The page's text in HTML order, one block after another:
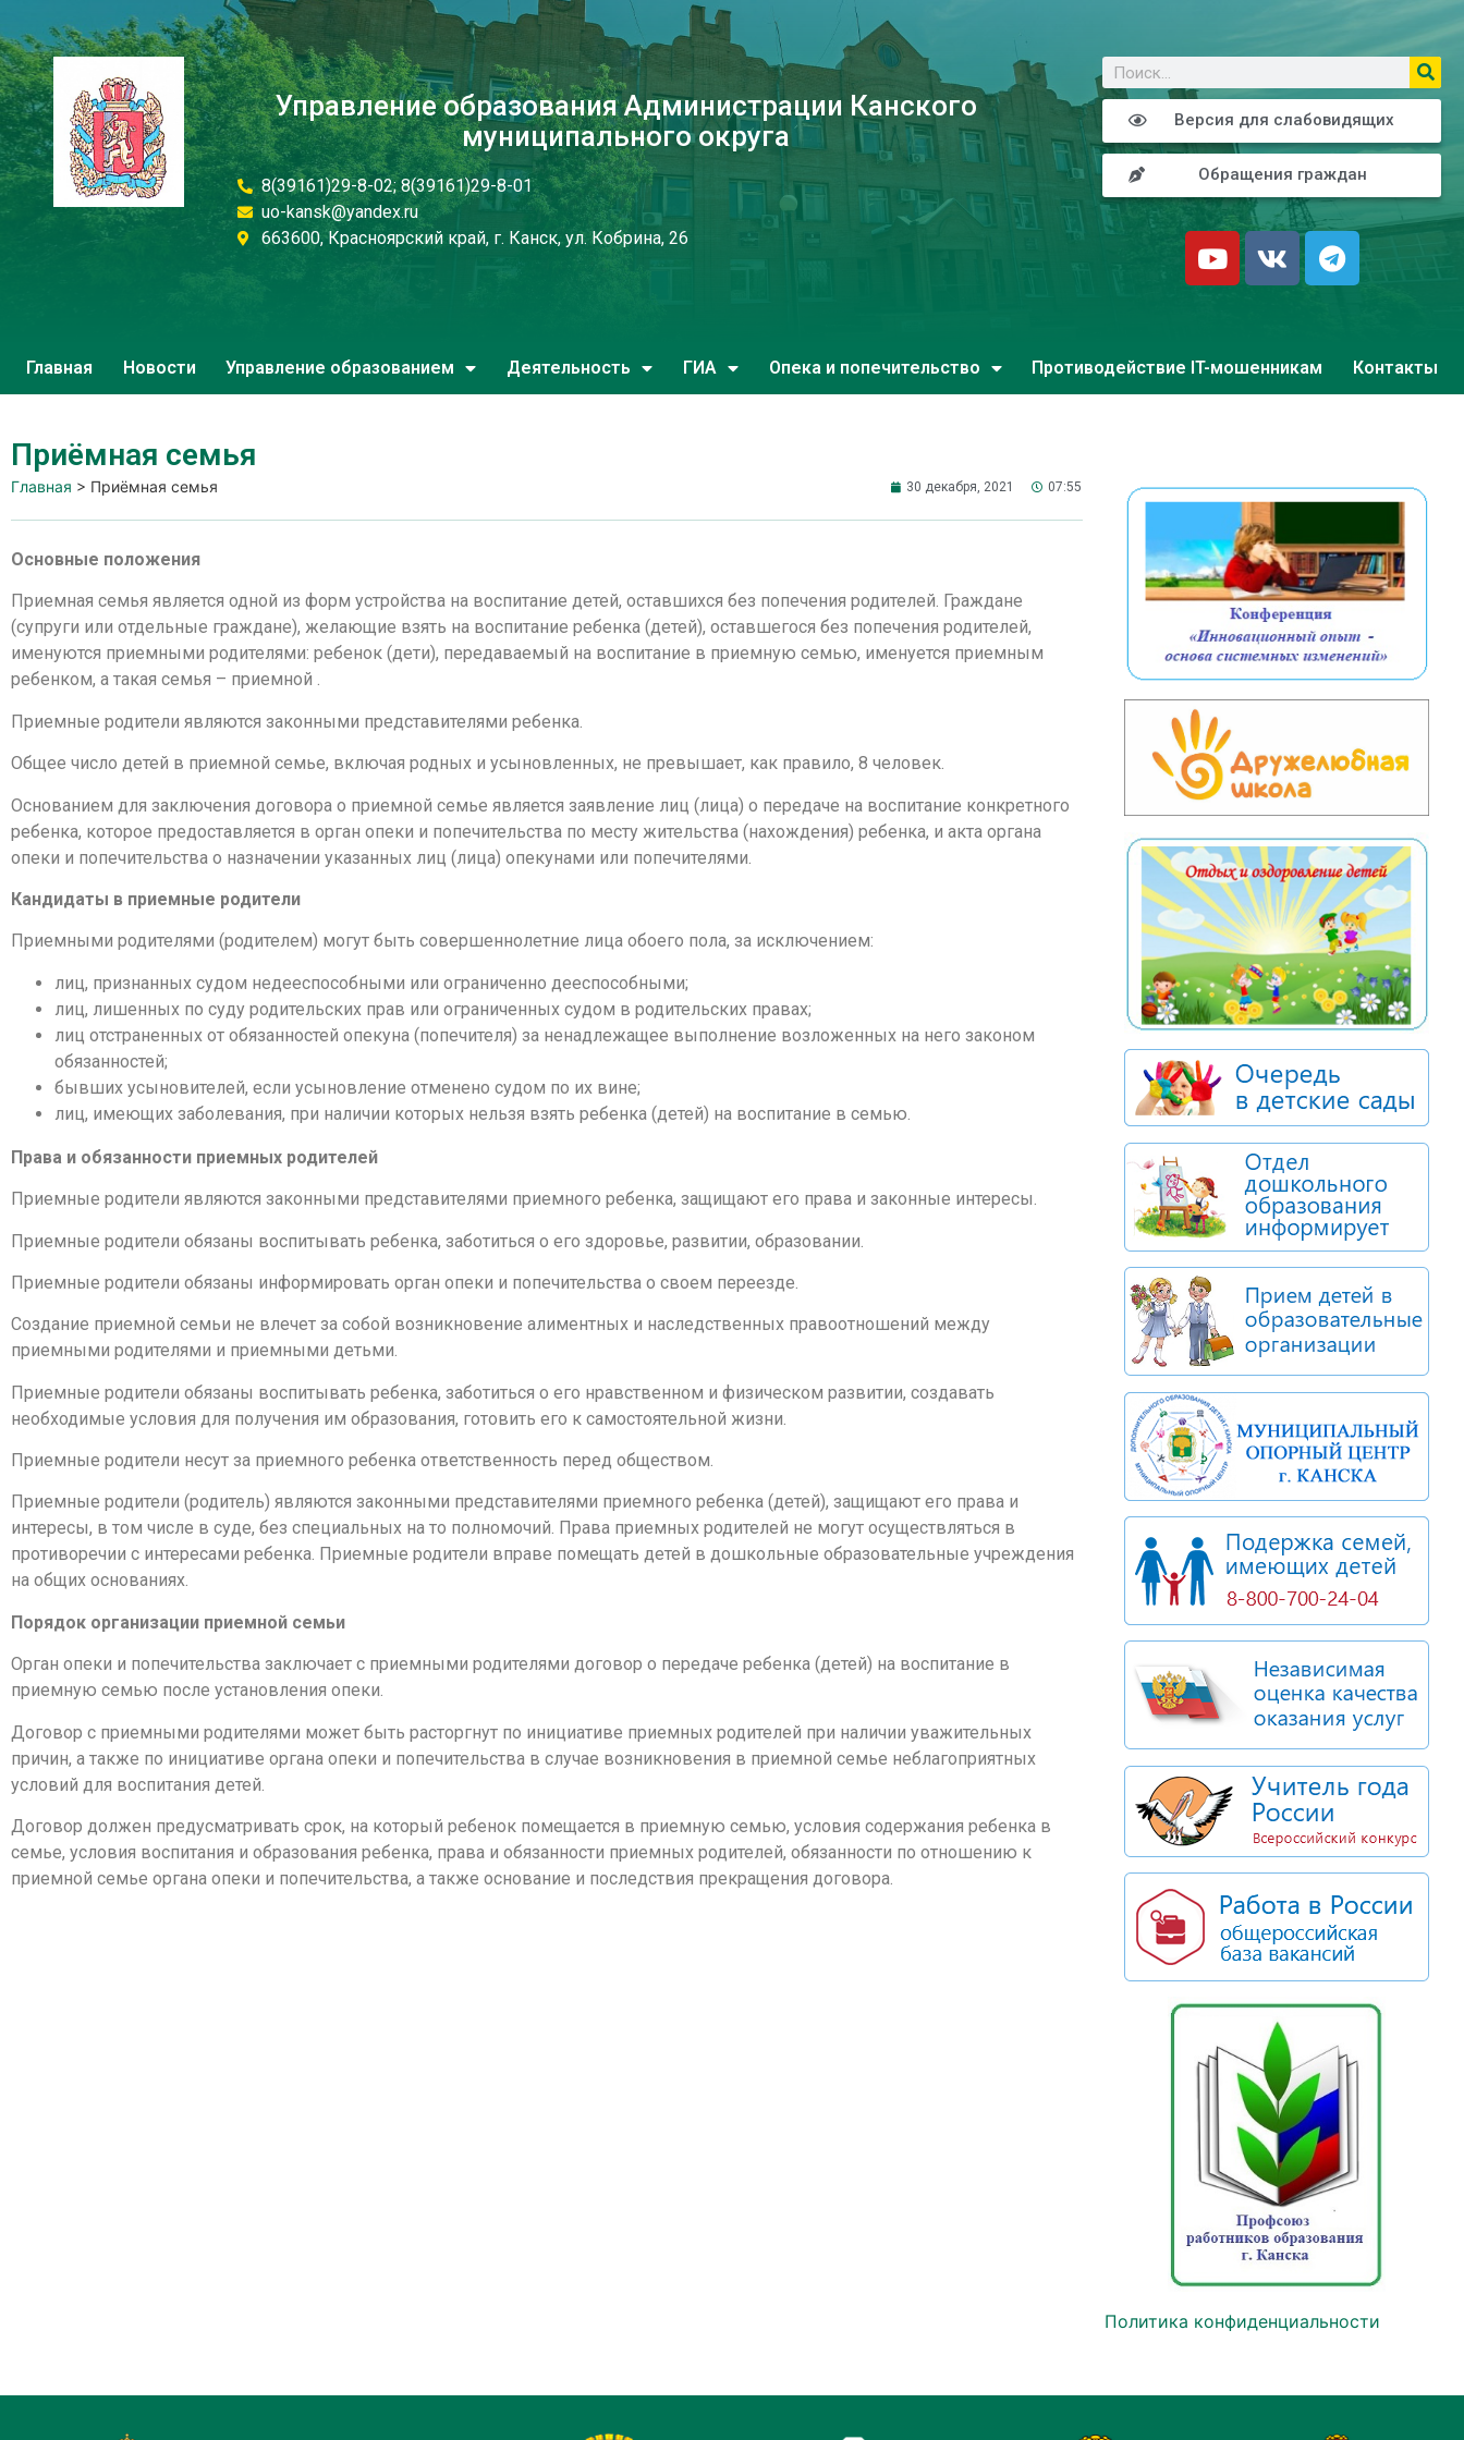
Управление образования Администрации Канского
муниципального округа
8(39161)29-8-02; 8(39161)29-8-01
uo-kansk@yandex.ru
663600, Красноярский край, г. Канск, ул. Кобрина, 26
Версия для слабовидящих
Обращения граждан
Главная Новости Управление образованием Деятельность ГИА Опека и попечительство Противодействие IT-мошенникам Контакты
Приёмная семья
Главная > Приёмная семья 30 декабря, 2021 07:55
Основные положения
Приемная семья является одной из форм устройства на воспитание детей, оставшихся без попечения родителей. Граждане
(супруги или отдельные граждане), желающие взять на воспитание ребенка (детей), оставшегося без попечения родителей,
именуются приемными родителями: ребенок (дети), передаваемый на воспитание в приемную семью, именуется приемным
ребенком, а такая семья – приемной .
Приемные родители являются законными представителями ребенка.
Общее число детей в приемной семье, включая родных и усыновленных, не превышает, как правило, 8 человек.
Основанием для заключения договора о приемной семье является заявление лиц (лица) о передаче на воспитание конкретного
ребенка, которое предоставляется в орган опеки и попечительства по месту жительства (нахождения) ребенка, и акта органа
опеки и попечительства о назначении указанных лиц (лица) опекунами или попечителями.
Кандидаты в приемные родители
Приемными родителями (родителем) могут быть совершеннолетние лица обоего пола, за исключением:
лиц, признанных судом недееспособными или ограниченно дееспособными;
лиц, лишенных по суду родительских прав или ограниченных судом в родительских правах;
лиц отстраненных от обязанностей опекуна (попечителя) за ненадлежащее выполнение возложенных на него законом
обязанностей;
бывших усыновителей, если усыновление отменено судом по их вине;
лиц, имеющих заболевания, при наличии которых нельзя взять ребенка (детей) на воспитание в семью.
Права и обязанности приемных родителей
Приемные родители являются законными представителями приемного ребенка, защищают его права и законные интересы.
Приемные родители обязаны воспитывать ребенка, заботиться о его здоровье, развитии, образовании.
Приемные родители обязаны информировать орган опеки и попечительства о своем переезде.
Создание приемной семьи не влечет за собой возникновение алиментных и наследственных правоотношений между
приемными родителями и приемными детьми.
Приемные родители обязаны воспитывать ребенка, заботиться о его нравственном и физическом развитии, создавать
необходимые условия для получения им образования, готовить его к самостоятельной жизни.
Приемные родители несут за приемного ребенка ответственность перед обществом.
Приемные родители (родитель) являются законными представителями приемного ребенка (детей), защищают его права и
интересы, в том числе в суде, без специальных на то полномочий. Права приемных родителей не могут осуществляться в
противоречии с интересами ребенка. Приемные родители вправе помещать детей в дошкольные образовательные учреждения
на общих основаниях.
Порядок организации приемной семьи
Орган опеки и попечительства заключает с приемными родителями договор о передаче ребенка (детей) на воспитание в
приемную семью после установления опеки.
Договор с приемными родителями может быть расторгнут по инициативе приемных родителей при наличии уважительных
причин, а также по инициативе органа опеки и попечительства в случае возникновения в приемной семье неблагоприятных
условий для воспитания детей.
Договор должен предусматривать срок, на который ребенок помещается в приемную семью, условия содержания ребенка в
семье, условия воспитания и образования ребенка, права и обязанности приемных родителей, обязанности по отношению к
приемной семье органа опеки и попечительства, а также основание и последствия прекращения договора.
Политика конфиденциальности